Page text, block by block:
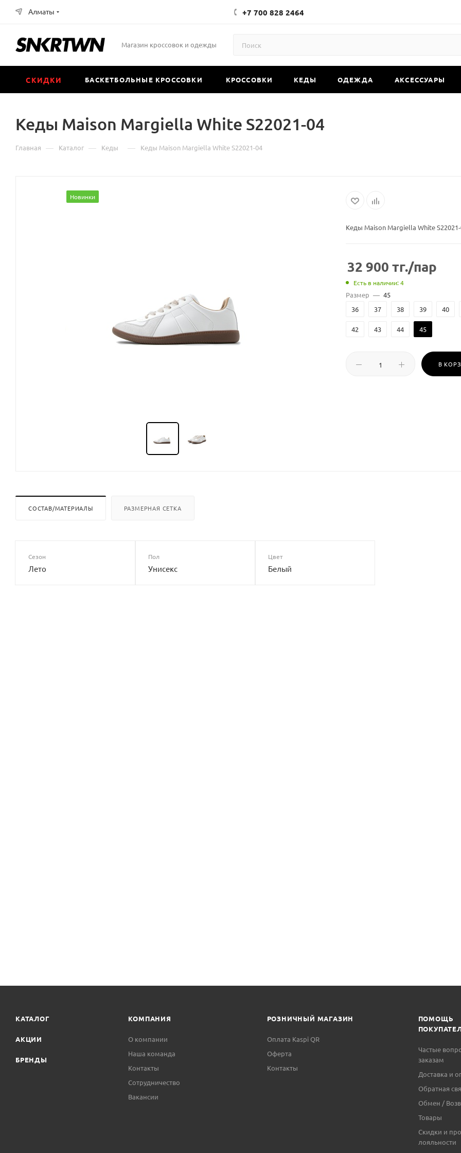
Алматы +7 700 828 2464
Магазин кроссовок и одежды
СКИДКИ БАСКЕТБОЛЬНЫЕ КРОССОВКИ КРОССОВКИ КЕДЫ ОДЕЖДА АКСЕССУАРЫ
Кеды Maison Margiella White S22021-04
Главная — Каталог — Кеды — Кеды Maison Margiella White S22021-04
Новинки
Кеды Maison Margiella White
32 900 тг./пар
Есть в наличии: 4
Размер — 45
36
37 38 39 40
42 43 44 45
В
СОСТАВ/МАТЕРИАЛЫ РАЗМЕРНАЯ СЕТКА
Сезон
Лето
Пол
Унисекс
Цвет
Белый
КАТАЛОГ
АКЦИИ
БРЕНДЫ
КОМПАНИЯ
О компании
Наша команда
Контакты
Сотрудничество
Вакансии
РОЗНИЧНЫЙ МАГАЗИН
Оплата Kaspi QR
Оферта
Контакты
ПОМОЩЬ
Частые
заказам
Доставка и
Обратная
Обмен /
Товары
Скидки и
лояльности